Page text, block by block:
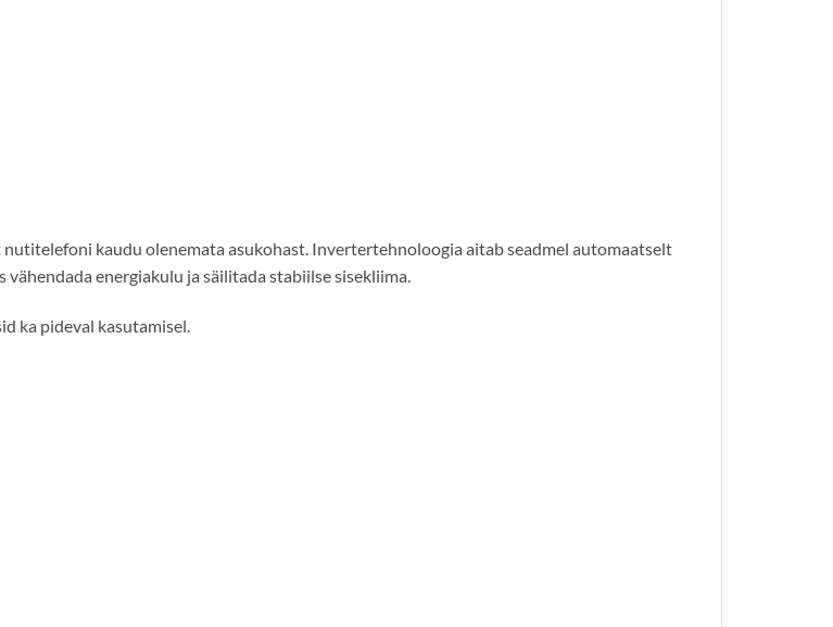
kaudu olenemata asukohast. Invertertehnoloogia aitab seadmel automaatselt
energiakulu ja säilitada stabiilse sisekliima.
ka pideval kasutamisel.